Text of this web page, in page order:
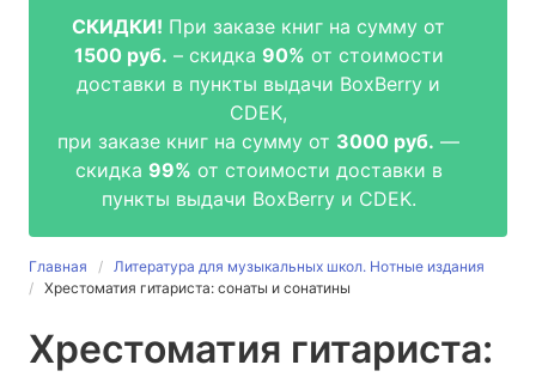
СКИДКИ! При заказе книг на сумму от
1500 руб. – скидка 90% от стоимости
доставки в пункты выдачи BoxBerry и
CDEK,
при заказе книг на сумму от 3000 руб. —
скидка 99% от стоимости доставки в
пункты выдачи BoxBerry и CDEK.
Главная
Литература для музыкальных школ. Нотные издания
Хрестоматия гитариста: сонаты и сонатины
Хрестоматия гитариста: